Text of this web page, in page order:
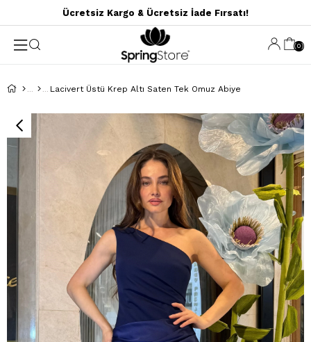
Ücretsiz Kargo & Ücretsiz İade Fırsatı!
0
Lacivert Üstü Krep Altı Saten Tek Omuz Abiye